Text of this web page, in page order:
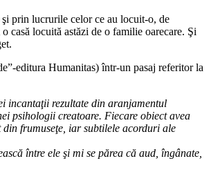
prin lucrurile celor ce au locuit-o, de
casă locuită astăzi de o familie oarecare. Şi
editura Humanitas) într-un pasaj referitor la
incantaţii rezultate din aranjamentul
psihologii creatoare. Fiecare obiect avea
frumuseţe, iar subtilele acorduri ale
între ele şi mi se părea că aud, îngânate,